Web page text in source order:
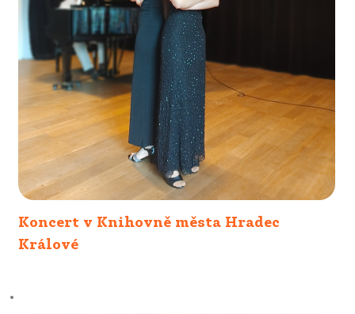
Koncert v Knihovně města Hradec
Králové